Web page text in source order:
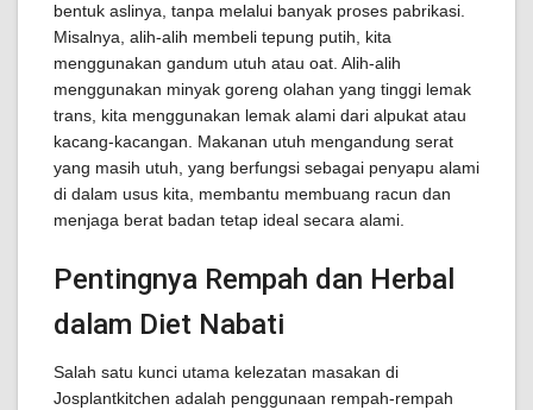
bentuk aslinya, tanpa melalui banyak proses pabrikasi.
Misalnya, alih-alih membeli tepung putih, kita
menggunakan gandum utuh atau oat. Alih-alih
menggunakan minyak goreng olahan yang tinggi lemak
trans, kita menggunakan lemak alami dari alpukat atau
kacang-kacangan. Makanan utuh mengandung serat
yang masih utuh, yang berfungsi sebagai penyapu alami
di dalam usus kita, membantu membuang racun dan
menjaga berat badan tetap ideal secara alami.
Pentingnya Rempah dan Herbal
dalam Diet Nabati
Salah satu kunci utama kelezatan masakan di
Josplantkitchen adalah penggunaan rempah-rempah